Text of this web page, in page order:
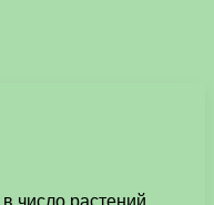
число растений